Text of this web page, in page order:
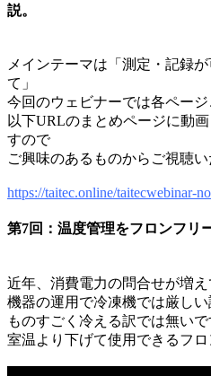
説。
メインテーマは「測定・記録
て」
今回のウェビナーでは各ペー
以下URLのまとめページに動
すので
ご興味のあるものからご視聴い
https://taitec.online/taitecwebinar-
第7回：温度管理をフロンフリ
近年、消費電力の問合せが増え
機器の運用で冷凍機では厳しい
ものすごく冷える訳では無い
室温より下げて使用できるフ